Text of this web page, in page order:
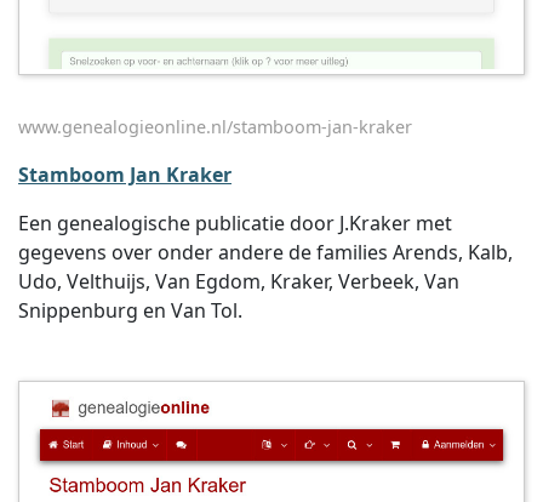
www.genealogieonline.nl/stamboom-jan-kraker
Stamboom Jan Kraker
Een genealogische publicatie door J.Kraker met
gegevens over onder andere de families Arends, Kalb,
Udo, Velthuijs, Van Egdom, Kraker, Verbeek, Van
Snippenburg en Van Tol.